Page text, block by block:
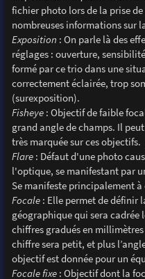
fichier photo lors de la prise
nombreuses informations sur
Exposition : On parle là des
réglages : ouverture,
formé par ce trio dans une
correctement éclairée, trop
(surexposition).
Fisheye: Objectif de faible
grand angle de champs. Il
très marquée sur ces objectifs.
Flare: Défaut d'une photo
l'optique, se manifestant par
Se manifeste principalement
Focale: Elle permet de définir
géographique qui sera cadrée
chiffres gradués en
chiffre sera petit, et plus
objectif est donnée pour un
Focale fixe: Objectif dont la